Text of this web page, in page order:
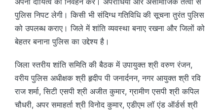
पुलिस निपट लेगी। किसी भी संदिग्ध गतिविधि की सूचना तुरंत पुलिस
को उपलब्ध कराए। जिले में शांति व्यवस्था बनाए रखना और जिलों को
बेहतर बनाना पुलिस का उद्देश्य है।
जिला स्तरीय शांति समिति की बैठक में उपायुक्त श्री वरुण रंजन,
वरीय पुलिस अधीक्षक श्री हृदीप पी जनार्दनन, नगर आयुक्त श्री रवि
राज शर्मा, सिटी एसपी श्री अजीत कुमार, ग्रामीण एसपी श्री कपिल
चौधरी, अपर समाहर्ता श्री विनोद कुमार, एडीएम लॉ एंड ऑर्डर्स श्री